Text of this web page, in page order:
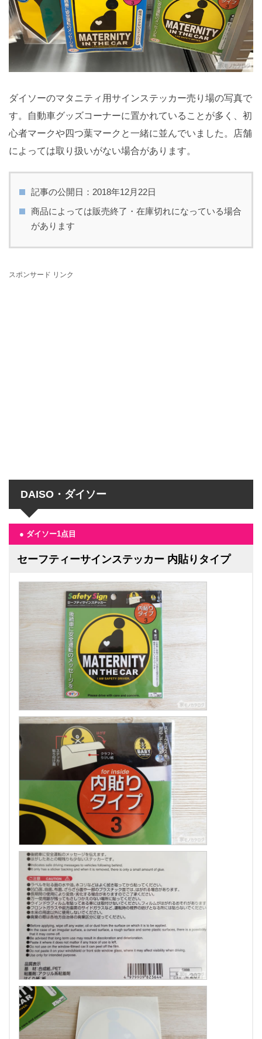
ダイソーのマタニティ用サインステッカー売り場の写真で
す。自動車グッズコーナーに置かれていることが多く、初
心者マークや四つ葉マークと一緒に並んでいました。店舗
によっては取り扱いがない場合があります。
記事の公開日：2018年12月22日
商品によっては販売終了・在庫切れになっている場合
があります
スポンサード リンク
DAISO・ダイソー
● ダイソー1点目
セーフティーサインステッカー 内貼りタイプ